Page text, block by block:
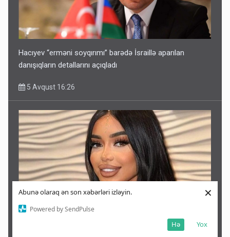
Abunə olaraq ən son xəbərləri izləyin.
Powered by SendPulse
Yox
Hə
×
Hacıyev “erməni soyqırımı” barədə İsraillə aparılan
danışıqların detallarını açıqladı
5 Avqust 16:26